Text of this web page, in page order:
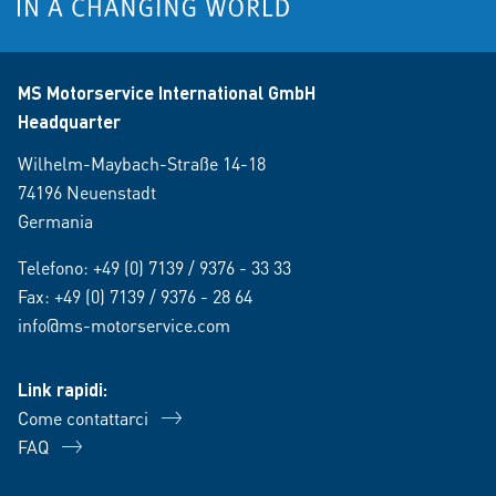
MS Motorservice International GmbH
Headquarter
Wilhelm-Maybach-Straße 14-18
74196 Neuenstadt
Germania
Telefono: +49 (0) 7139 / 9376 - 33 33
Fax: +49 (0) 7139 / 9376 - 28 64
info@ms-motorservice.com
Link rapidi:
Come contattarci
FAQ